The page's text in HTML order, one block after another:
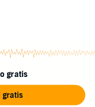
gratis
gratis